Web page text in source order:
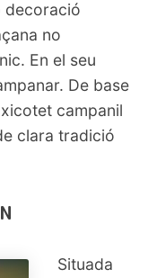
decoració
no
En el seu
De base
campanil
clara tradició
Situada